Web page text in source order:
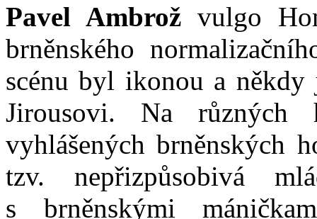
Pavel Ambrožvulgo
brněnského
scénu byl ikonou a
Jirousovi. Na různých
vyhlášených brněnských
tzv. nepřizpůsobivá
s brněnskými